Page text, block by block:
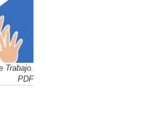
Trabajo.
PDF